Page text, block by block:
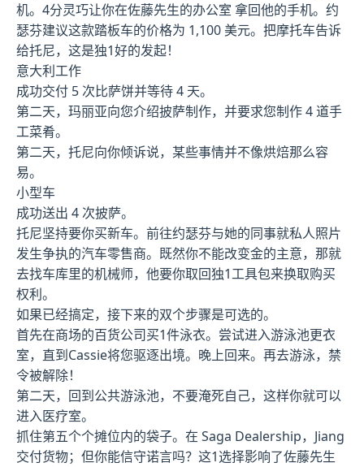
机。4分灵巧让你在佐藤先生的办公室 拿回他的手机。约
瑟芬建议这款踏板车的价格为 1,100 美元。把摩托车告诉
给托尼，这是独1好的发起！
意大利工作
成功交付 5 次比萨饼并等待 4 天。
第二天，玛丽亚向您介绍披萨制作，并要求您制作 4 道手
工菜肴。
第二天，托尼向你倾诉说，某些事情并不像烘焙那么容
易。
小型车
成功送出 4 次披萨。
托尼坚持要你买新车。前往约瑟芬与她的同事就私人照片
发生争执的汽车零售商。既然你不能改变金的主意，那就
去找车库里的机械师，他要你取回独1工具包来换取购买
权利。
如果已经搞定，接下来的双个步骤是可选的。
首先在商场的百货公司买1件泳衣。尝试进入游泳池更衣
室，直到Cassie将您驱逐出境。晚上回来。再去游泳，禁
令被解除！
第二天，回到公共游泳池，不要淹死自己，这样你就可以
进入医疗室。
抓住第五个个摊位内的袋子。在 Saga Dealership，Jiang
交付货物；但你能信守诺言吗？这1选择影响了佐藤先生